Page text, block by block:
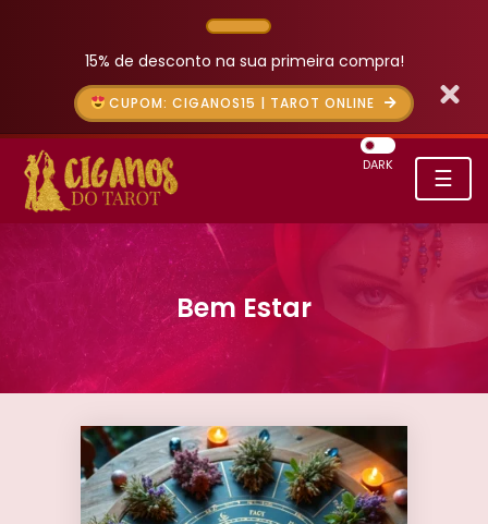
15% de desconto na sua primeira compra!
CUPOM: CIGANOS15 | TAROT ONLINE
☰
DARK
Bem Estar